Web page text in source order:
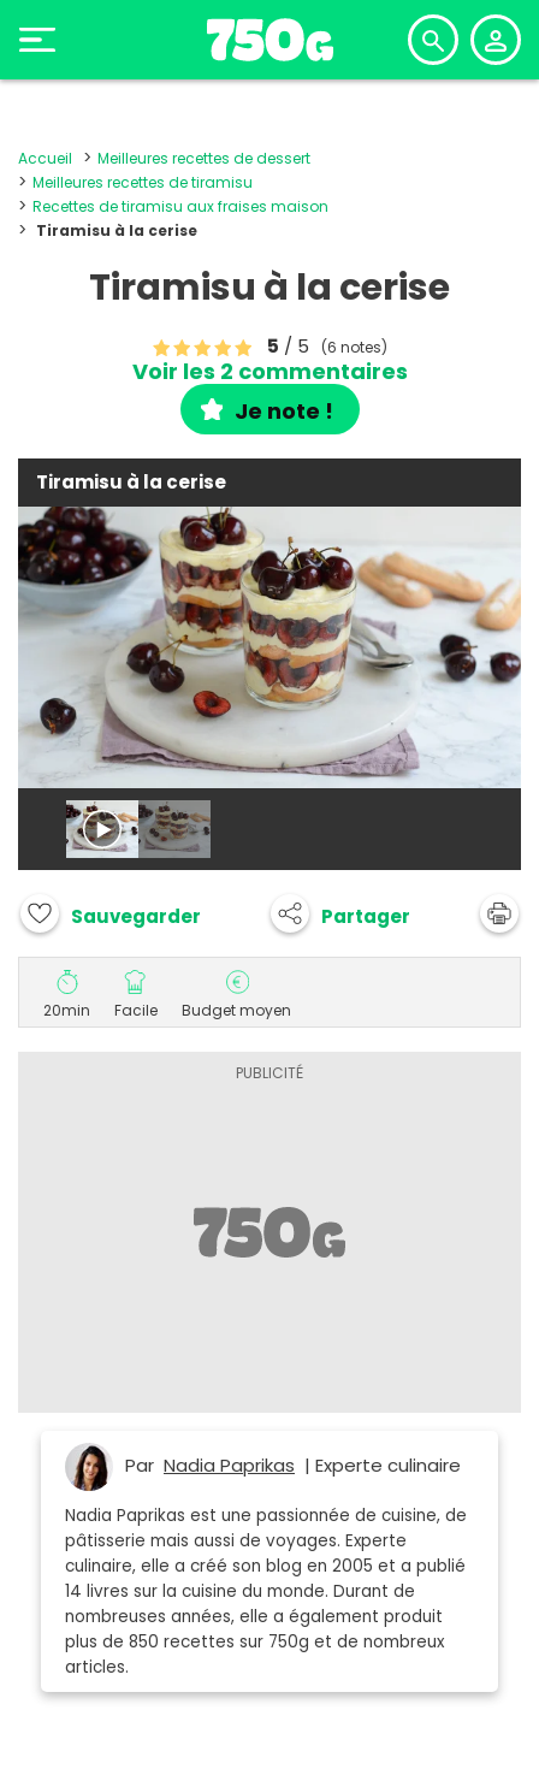
Accueil
Meilleures recettes de dessert
Meilleures recettes de tiramisu
Recettes de tiramisu aux fraises maison
Tiramisu à la cerise
Tiramisu à la cerise
5 / 5 (6 notes)
Voir les 2 commentaires
Je note !
Tiramisu à la cerise
Sauvegarder Partager
20min Facile Budget moyen
Par Nadia Paprikas | Experte culinaire
Nadia Paprikas est une passionnée de cuisine, de
pâtisserie mais aussi de voyages. Experte
culinaire, elle a créé son blog en 2005 et a publié
14 livres sur la cuisine du monde. Durant de
nombreuses années, elle a également produit
plus de 850 recettes sur 750g et de nombreux
articles.